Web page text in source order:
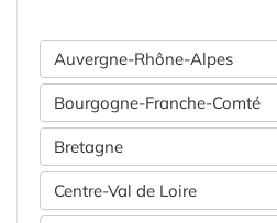
Auvergne-Rhône-Alpes
Bourgogne-Franche-Comté
Bretagne
Centre-Val de Loire